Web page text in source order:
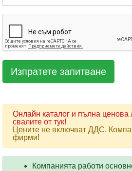
Онлайн каталог и пълна ценова
свалите от тук!
Цените не включват ДДС.
фирми!
Компанията работи